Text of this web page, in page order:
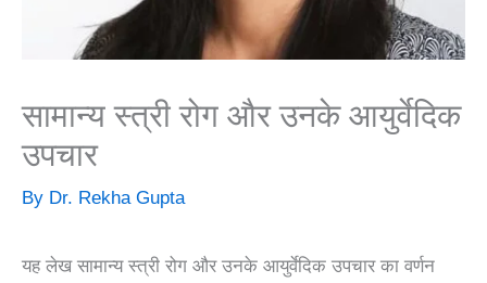
सामान्य स्त्री रोग और उनके आयुर्वेदिक
उपचार
By Dr. Rekha Gupta
यह लेख सामान्य स्त्री रोग और उनके आयुर्वेदिक उपचार का वर्णन